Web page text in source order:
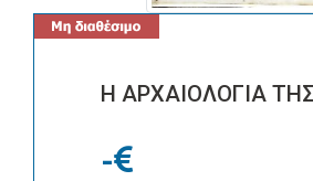
Η ΑΡΧΑΙΟΛΟΓΙΑ
-